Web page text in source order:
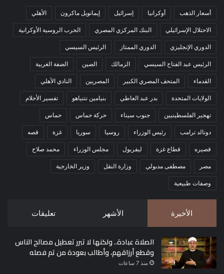
أسعار الذهب أوكرانيا إسرائيل إيمانويل ماكرون الأهلي
الاحتلال الإسرائيلي البنك المركزي المصري الحرب الروسية الأوكرانية
الدوري الإنجليزي الدوري الممتاز الرئيس السيسي
الرئيس عبد الفتاح السيسي الزمالك الصين الضفة الغربية
القدماء المتحف المصري الكبير المصريين النادي الأهلي
الولايات المتحدة بدر عبد العاطي بنيامين نتنياهو تفسير الأحلام
تهجير الفلسطينيين جنوب سيناء حركة حماس حماس
دونالد ترامب رئيس الوزراء روسيا سوريا غزة قصه
قصيره قطاع غزة ليفربول مجلس الوزراء محمد صلاح
مصر مصطفى مدبولي وزارة النقل وزير الخارجية
وصفات طبيعية
الأخيرة الأشهر تعليقات
الصلاة عبادة.. ولكنها لا تبرر تعطيل مصالح الناس
وقطع أرزاقهم، وأطالب بعودة من تم فصله
منذ 7 ساعات